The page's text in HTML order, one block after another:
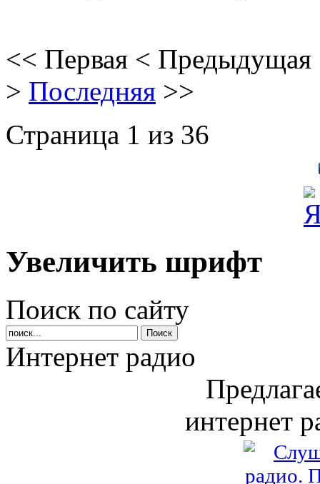
<< Первая < Предыдущая
> Последняя >>
Страница 1 из 36
Увеличить шрифт
Поиск по сайту
Интернет радио
интернет